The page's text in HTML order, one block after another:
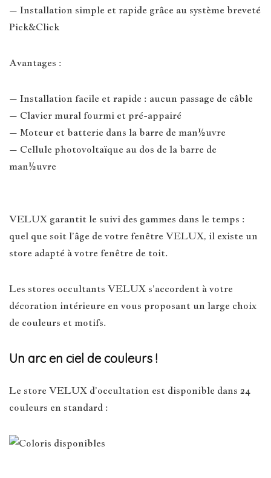
– Installation simple et rapide grâce au système breveté
Pick&Click
Avantages :
– Installation facile et rapide : aucun passage de câble
– Clavier mural fourmi et pré-appairé
– Moteur et batterie dans la barre de man½uvre
– Cellule photovoltaïque au dos de la barre de
man½uvre
VELUX garantit le suivi des gammes dans le temps :
quel que soit l’âge de votre fenêtre VELUX, il existe un
store adapté à votre fenêtre de toit.
Les stores occultants VELUX s’accordent à votre
décoration intérieure en vous proposant un large choix
de couleurs et motifs.
Un arc en ciel de couleurs !
Le store VELUX d’occultation est disponible dans 24
couleurs en standard :